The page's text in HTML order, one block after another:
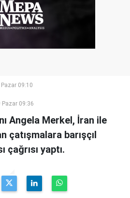
09:10
Pazar 09:36
Angela Merkel, İran ile
çatışmalara barışçıl
çağrısı yaptı.